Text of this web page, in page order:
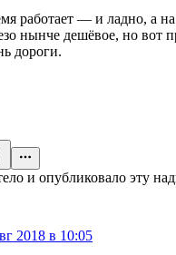
работает — и ладно, а
нынче дешёвое, но вот
дороги.
и опубликовало эту
2018 в 10:05